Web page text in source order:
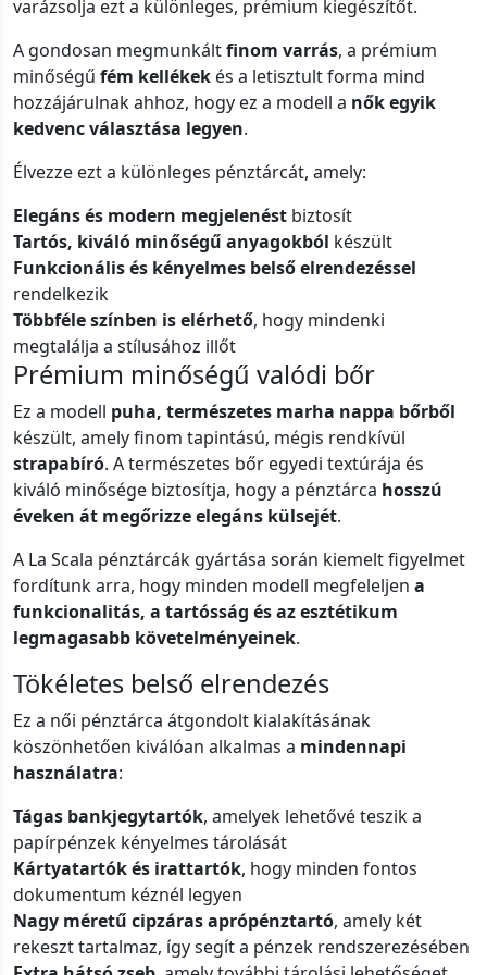
varázsolja ezt a különleges, prémium kiegészítőt.
A gondosan megmunkáltfinom varrás, a prémium
minőségű fém kellékek és a letisztult forma mind
hozzájárulnak ahhoz, hogy ez a modell a nők egyik
kedvenc választása legyen.
Élvezze ezt a különleges pénztárcát, amely:
Elegáns és modern megjelenést biztosít
Tartós, kiváló minőségű anyagokból készült
Funkcionális és kényelmes belső elrendezéssel
rendelkezik
Többféle színben is elérhető, hogy mindenki
megtalálja a stílusához illőt
Prémium minőségű valódi bőr
Ez a modell puha, természetes marha nappa bőrből
készült, amely finom tapintású, mégis rendkívül
strapabíró. A természetes bőr egyedi textúrája és
kiváló minősége biztosítja, hogy a pénztárca hosszú
éveken át megőrizze elegáns külsejét.
A La Scala pénztárcák gyártása során kiemelt figyelmet
fordítunk arra, hogy minden modell megfeleljen a
funkcionalitás, a tartósság és az esztétikum
legmagasabb követelményeinek.
Tökéletes belső elrendezés
Ez a női pénztárca átgondolt kialakításának
köszönhetően kiválóan alkalmas a mindennapi
használatra:
Tágas bankjegytartók, amelyek lehetővé teszik a
papírpénzek kényelmes tárolását
Kártyatartók és irattartók, hogy minden fontos
dokumentum kéznél legyen
Nagy méretű cipzáras aprópénztartó, amely két
rekeszt tartalmaz, így segít a pénzek rendszerezésében